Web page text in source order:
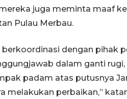
juga meminta maaf
Pulau Merbau.
dengan pihak
dalam ganti
padam atas putusnya
melakukan perbaikan,”